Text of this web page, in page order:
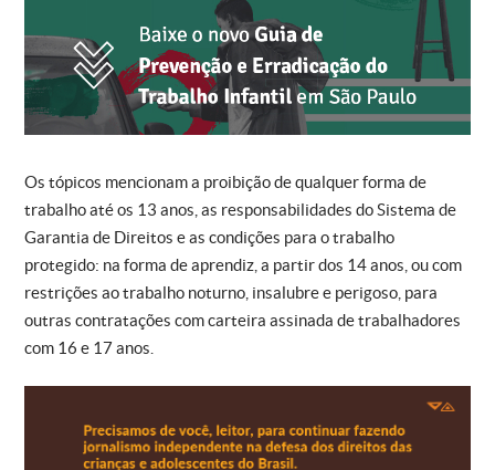
Os tópicos mencionam a proibição de qualquer forma de
trabalho até os 13 anos, as responsabilidades do Sistema de
Garantia de Direitos e as condições para o trabalho
protegido: na forma de aprendiz, a partir dos 14 anos, ou com
restrições ao trabalho noturno, insalubre e perigoso, para
outras contratações com carteira assinada de trabalhadores
com 16 e 17 anos.